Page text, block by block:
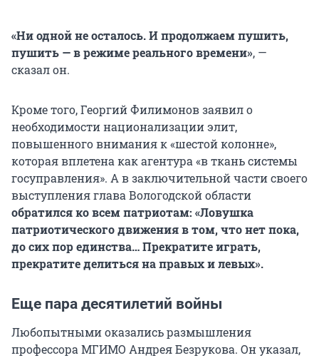
«Ни одной не осталось. И продолжаем пушить,
пушить — в режиме реального времени», —
сказал он.
Кроме того, Георгий Филимонов заявил о
необходимости национализации элит,
повышенного внимания к «шестой колонне»,
которая вплетена как агентура «в ткань системы
госуправления». А в заключительной части своего
выступления глава Вологодской области
обратился ко всем патриотам: «Ловушка
патриотического движения в том, что нет пока,
до сих пор единства… Прекратите играть,
прекратите делиться на правых и левых».
Еще пара десятилетий войны
Любопытными оказались размышления
профессора МГИМО Андрея Безрукова. Он указал,